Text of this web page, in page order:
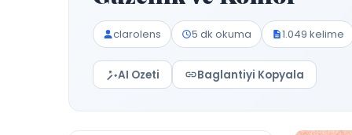
clarolens 5 dk okuma 1.049 kelime
AI Ozeti Baglantiyi Kopyala